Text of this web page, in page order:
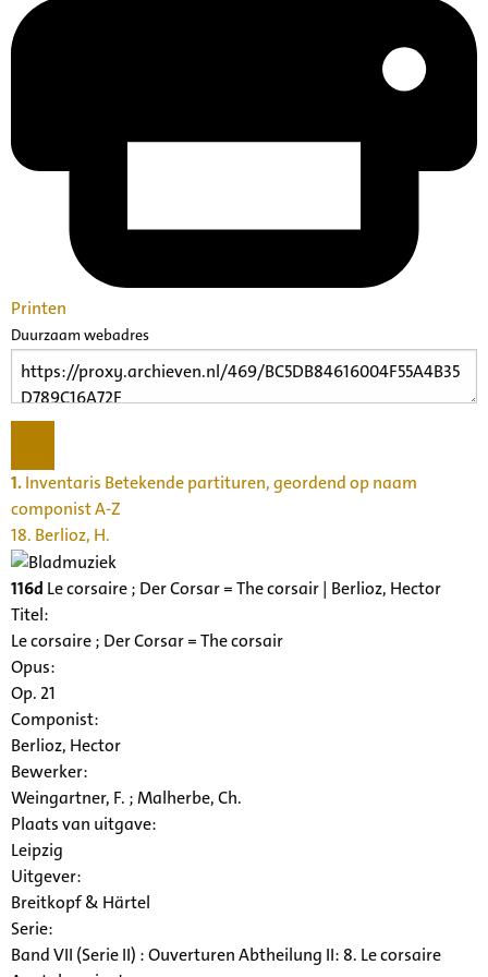
Printen
Duurzaam webadres
1.Inventaris Betekende partituren, geordend op naam
componist A-Z
18. Berlioz, H.
116d Le corsaire ; Der Corsar = The corsair | Berlioz, Hector
Titel:
Le corsaire ; Der Corsar = The corsair
Opus:
Op. 21
Componist:
Berlioz, Hector
Bewerker:
Weingartner, F. ; Malherbe, Ch.
Plaats van uitgave:
Leipzig
Uitgever:
Breitkopf & Härtel
Serie:
Band VII (Serie II) : Ouverturen Abtheilung II: 8. Le corsaire